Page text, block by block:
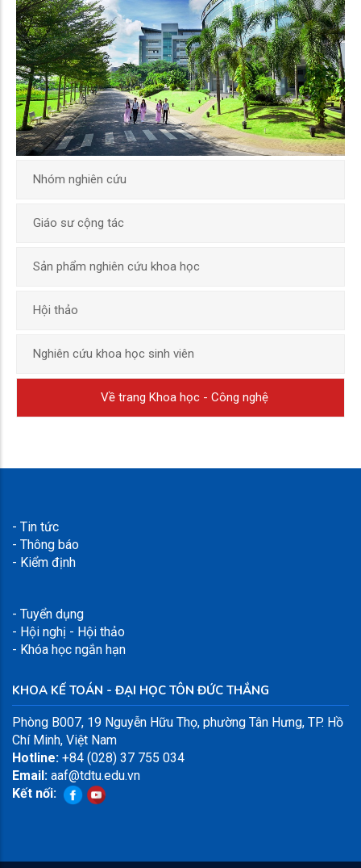
Nhóm nghiên cứu
Giáo sư cộng tác
Sản phẩm nghiên cứu khoa học
Hội thảo
Nghiên cứu khoa học sinh viên
Về trang Khoa học - Công nghệ
- Tin tức
- Thông báo
- Kiểm định
- Tuyển dụng
- Hội nghị - Hội thảo
- Khóa học ngắn hạn
KHOA KẾ TOÁN - ĐẠI HỌC TÔN ĐỨC THẮNG
Phòng B007, 19 Nguyễn Hữu Thọ, phường Tân Hưng, TP. Hồ
Chí Minh, Việt Nam
Hotline: +84 (028) 37 755 034
Email: aaf@tdtu.edu.vn
Kết nối: